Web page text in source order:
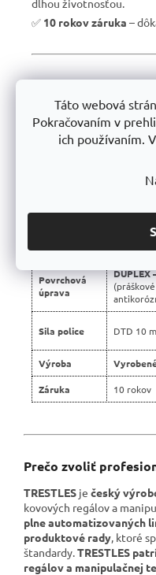
Táto webová
Pokračovaním v
ich používaním.
✅ 10 rokov záruka –
📊 Porovnanie s
Vlastnosť
Nosnosť
Povrchová
úprava
Sila police DTD 10
Výroba
Záruka 10 rokov
Prečo zvoliť
TRESTLES je český
kovových regálov a
plne automatizovaných
produktové rady , ktoré
štandardy. TRESTLES
regálov a manipulačnej